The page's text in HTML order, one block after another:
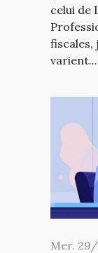
celui de
fiscales,
varient...
Mer.